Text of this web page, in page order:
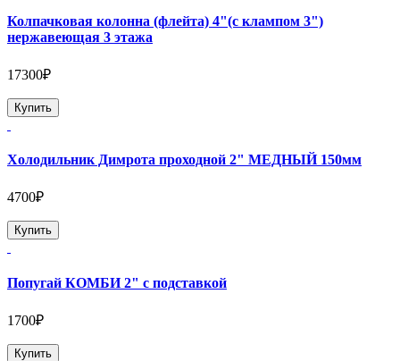
Колпачковая колонна (флейта) 4"(с клампом 3")
нержавеющая 3 этажа
17300₽
Купить
Холодильник Димрота проходной 2" МЕДНЫЙ 150мм
4700₽
Купить
Попугай КОМБИ 2" с подставкой
1700₽
Купить